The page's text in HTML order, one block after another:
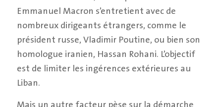
Emmanuel Macron s’entretient avec de
nombreux dirigeants étrangers, comme le
président russe, Vladimir Poutine, ou bien son
homologue iranien, Hassan Rohani. L’objectif
est de limiter les ingérences extérieures au
Liban.